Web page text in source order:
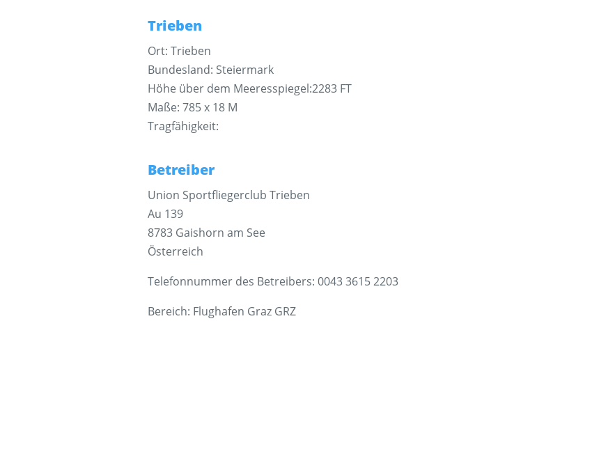
Trieben
Ort: Trieben
Bundesland: Steiermark
Höhe über dem Meeresspiegel:2283 FT
Maße: 785 x 18 M
Tragfähigkeit:
Betreiber
Union Sportfliegerclub Trieben
Au 139
8783 Gaishorn am See
Österreich
Telefonnummer des Betreibers: 0043 3615 2203
Bereich: Flughafen Graz GRZ